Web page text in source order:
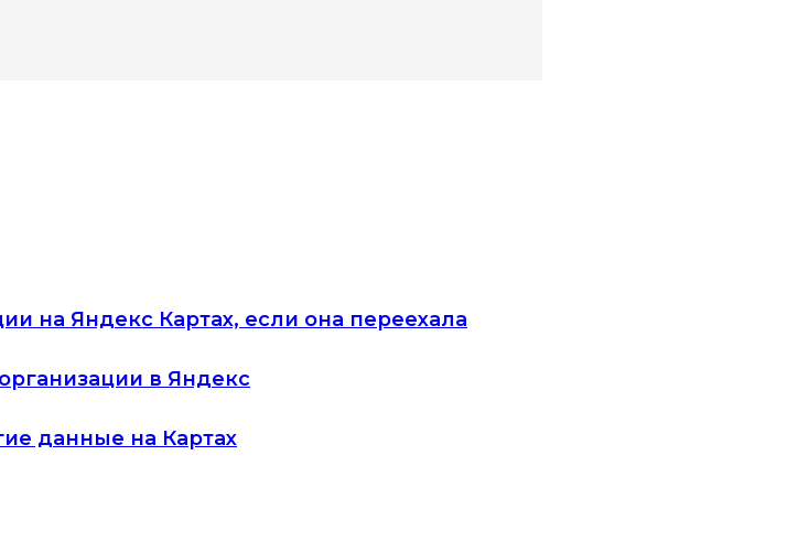
на Яндекс Картах, если она переехала
в Яндекс
данные на Картах